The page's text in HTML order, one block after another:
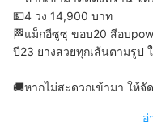
💵4 วง 14,900 บาท
🏁แม็กอีซูซุ ขอบ20 สีอบ
ปี23 ยางสวยทุกเส้นตามรูป
🚚หากไม่สะดวกเข้ามา ให้
อ่